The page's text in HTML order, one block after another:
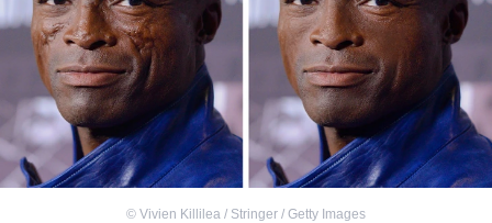
© Vivien Killilea / Stringer / Getty Images